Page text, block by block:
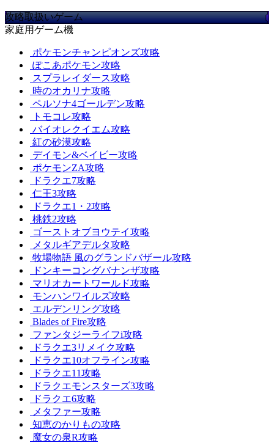
攻略取扱いゲーム
家庭用ゲーム機
ポケモンチャンピオンズ攻略
ぽこあポケモン攻略
スプラレイダース攻略
時のオカリナ攻略
ペルソナ4ゴールデン攻略
トモコレ攻略
バイオレクイエム攻略
紅の砂漠攻略
デイモン&ベイビー攻略
ポケモンZA攻略
ドラクエ7攻略
仁王3攻略
ドラクエ1・2攻略
桃鉄2攻略
ゴーストオブヨウテイ攻略
メタルギアデルタ攻略
牧場物語 風のグランドバザール攻略
ドンキーコングバナンザ攻略
マリオカートワールド攻略
モンハンワイルズ攻略
エルデンリング攻略
Blades of Fire攻略
ファンタジーライフi攻略
ドラクエ3リメイク攻略
ドラクエ10オフライン攻略
ドラクエ11攻略
ドラクエモンスターズ3攻略
ドラクエ6攻略
メタファー攻略
知恵のかりもの攻略
魔女の泉R攻略